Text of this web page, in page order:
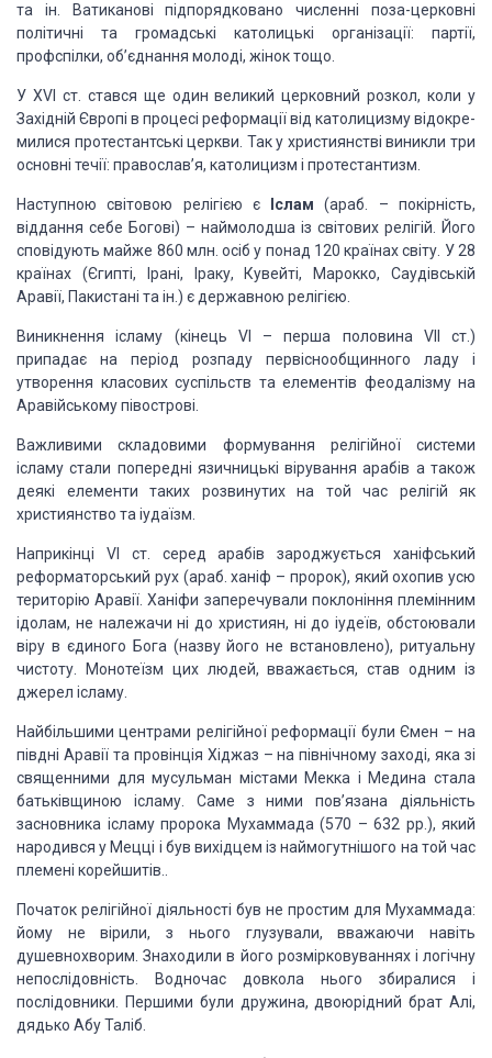
та ін. Ватиканові підпорядковано численні поза-церковні
політичні та громадські католицькі орга­нізації: партії,
профспілки, об’єднання молоді, жі­нок тощо.
У XVI ст. стався ще один великий церковний розкол, коли у
Західній Європі в процесі реформації від католицизму відокре­
милися протестантські церкви. Так у християнстві виникли три
основні течії: православ’я, католицизм і протестантизм.
Наступною світовою релігією є Іслам (араб. – покірність,
віддання себе Богові) – наймолодша із світових релігій. Його
сповідують майже 860 млн. осіб у понад 120 країнах світу. У 28
країнах (Єгипті, Ірані, Іраку, Кувейті, Марокко, Саудівській
Аравії, Пакистані та ін.) є державною релігією.
Виникнення ісламу (кінець VI – перша половина VII ст.)
припадає на період розпаду первіснообщинного ладу і
утворення класовихсуспільств та елементів феодалізму на
Аравійському півострові.
Важливими складовими формування релігійної системи
ісламу стали попередні язичницькі вірування арабів а також
деякі елементи таких розвинутих на той час релігій як
християнство та іудаїзм.
Наприкінці VI ст. серед арабів зароджується ханіфський
реформаторський рух (араб. ханіф – пророк), який охопив усю
територію Аравії. Ханіфи заперечували поклоніння племінним
ідолам, не належачи ні до християн, ні до іудеїв, обстоювали
віру в єдиного Бога (назву його не встановлено), ритуальну
чистоту. Монотеїзм цих людей, вважається, став одним із
джерел ісламу.
Найбільшими центрами релігійної реформації були Ємен – на
півдні Аравії та провінція Хіджаз – на північному заході, яка зі
священними для мусульман містами Мекка і Медина стала
батьківщиною ісламу. Саме з ними пов’язана діяльність
засновника ісламу пророка Мухаммада (570 – 632 рр.), який
народився у Мецці і був вихідцем із наймогутнішого на той час
племені корейшитів..
Початок релігійної діяльності був не простим для Мухаммада:
йому не вірили, з нього глузували, вважаючи навіть
душевнохворим. Знаходили в його розмірковуваннях і логічну
непослідовність. Водночас довкола нього збиралися і
послідовники. Першими були дружина, двоюрідний брат Алі,
дядько Абу Таліб.